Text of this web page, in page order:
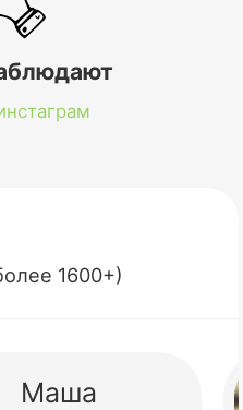
1600+)
Маша